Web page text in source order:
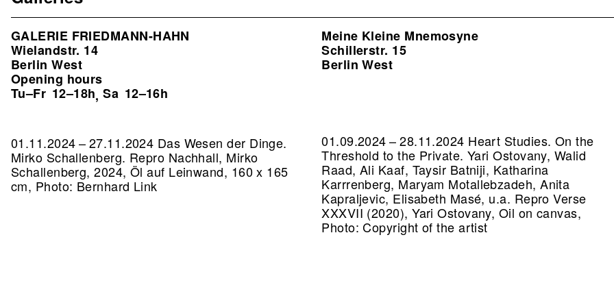
GALERIE FRIEDMANN-HAHN
Wielandstr. 14
Berlin West
Opening hours
Tu–Fr 12–18h,Sa 12–16h
01.11.2024 – 27.11.2024 Das Wesen der Dinge.
Mirko Schallenberg. Repro Nachhall, Mirko
Schallenberg, 2024, Öl auf Leinwand, 160 x 165
cm, Photo: Bernhard Link
Meine Kleine Mnemosyne
Schillerstr. 15
Berlin West
01.09.2024 – 28.11.2024 Heart Studies. On the
Threshold to the Private. Yari Ostovany, Walid
Raad, Ali Kaaf, Taysir Batniji, Katharina
Karrrenberg, Maryam Motallebzadeh, Anita
Kapraljevic, Elisabeth Masé, u.a. Repro Verse
XXXVII (2020), Yari Ostovany, Oil on canvas,
Photo: Copyright of the artist